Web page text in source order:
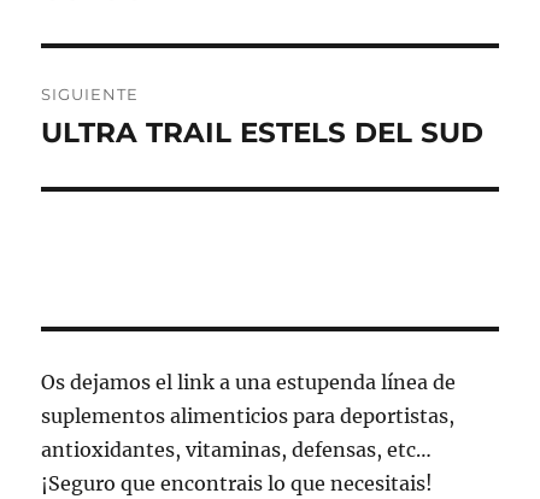
SIGUIENTE
Entrada
ULTRA TRAIL ESTELS DEL SUD
Os dejamos el link a una estupenda línea de
suplementos alimenticios para deportistas,
antioxidantes, vitaminas, defensas, etc…
¡Seguro que encontrais lo que necesitais!